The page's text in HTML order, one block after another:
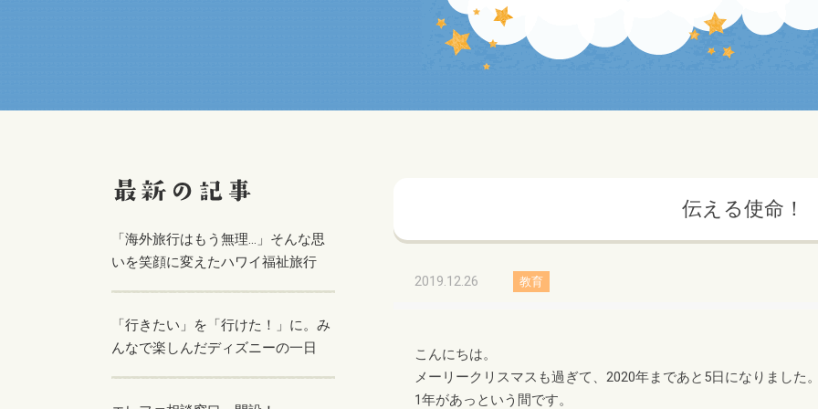
伝える使命！
2019.12.26 教育
こんにちは。
メーリークリスマスも過ぎて、2020年まであと5日になりました
1年があっという間です。
「海外旅行はもう無理…」そんな思
いを笑顔に変えたハワイ福祉旅行
「行きたい」を「行けた！」に。み
んなで楽しんだディズニーの一日